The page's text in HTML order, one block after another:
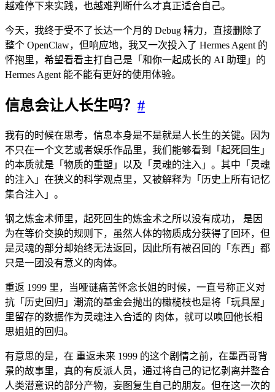
越难停下来实践，也越难判断什么才真正适合自己。
今天，我终于受不了长达一个月的 Debug 精力，直接删除了
整个 OpenClaw，但响应地，我又一次投入了 Hermes Agent 的
怀抱里，希望看看主打自己是「和你一起成长的 AI 助理」的
Hermes Agent 能不能有更好的使用体验。
信息会让人长生吗？ #
我有的时候在思考，信息本身是不是就是人长生的关键。因为
不只在一个文艺或者娱乐作品里，我们能够看到「起死回生」
的本质就是「物质的重塑」以及「灵魂的注入」。其中「灵魂
的注入」在狭义的科学观点里，又被解释为「历史上所有记忆
集合注入」。
钢之炼金术师里，起死回生的炼金术之所以没有成功， 是因
为在等价交换的规则下，虽然人体的物质成分获得了回环，但
是灵魂的部分却始终无法返回，因此所有被召回的「东西」都
只是一团没有意义的肉体。
重返 1999 里，当哑谜痛苦怀念长姐的时候，一直号称正义对
抗「历史回归」潮流的基金会抛出的橄榄枝也是将「玩具屋」
里留存的数据作为灵魂注入合适的 肉体，就可以唤回他长相
思姐姐的回归。
有意思的是，在 重返未来 1999 的这个剧情之前，在墨西哥背
景的故事里，真的有反派人员，通过将自己的记忆剥离并整合
人类潜意识的部分产物，妄图复生自己的朋友。但在这一次的